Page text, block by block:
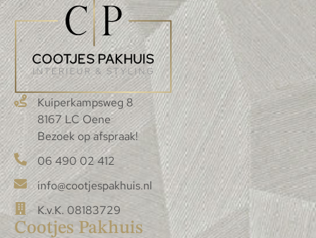
Kuiperkampsweg 8
8167 LC Oene
Bezoek op afspraak!
06 490 02 412
info@cootjespakhuis.nl
K.v.K. 08183729
Cootjes Pakhuis